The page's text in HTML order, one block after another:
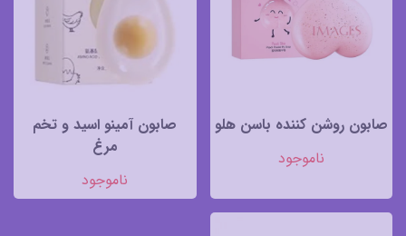
صابون روشن کننده باسن هلو
ناموجود
صابون آمینو اسید و تخم
مرغ
ناموجود